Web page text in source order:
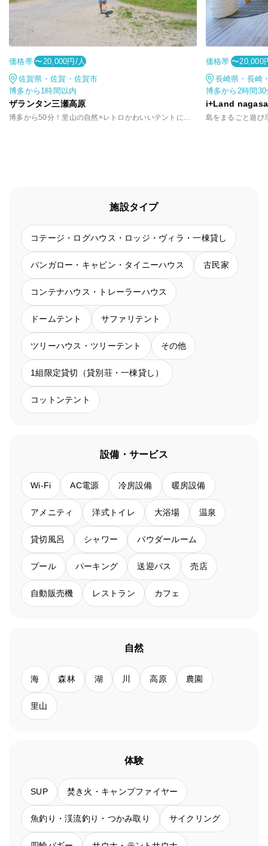
価格帯 〜20,000円/人
佐賀県・佐賀・佐賀市
博多から1時間以内
ザランタン三瀬高原
博多から50分！里山の自然×レトロかわいいテントに泊まる非日常
価格帯 〜20,000
長崎県・長崎
博多から2時間
i+Land
島をまるごと遊び
施設タイプ
コテージ・ログハウス・ロッジ・ヴィラ・一棟貸し
バンガロー・キャビン・タイニーハウス 古民家
コンテナハウス・トレーラーハウス
ドームテント サファリテント
ツリーハウス・ツリーテント その他
1組限定貸切（貸別荘・一棟貸し）
コットンテント
設備・サービス
Wi-Fi AC電源 冷房設備 暖房設備
アメニティ 洋式トイレ 大浴場 温泉
貸切風呂 シャワー パウダールーム
プール パーキング 送迎バス 売店
自動販売機 レストラン カフェ
自然
海 森林 湖 川 高原 農園
里山
体験
SUP 焚き火・キャンプファイヤー
魚釣り・渓流釣り・つかみ取り サイクリング